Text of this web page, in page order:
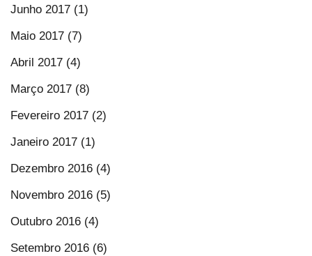
Junho 2017 (1)
Maio 2017 (7)
Abril 2017 (4)
Março 2017 (8)
Fevereiro 2017 (2)
Janeiro 2017 (1)
Dezembro 2016 (4)
Novembro 2016 (5)
Outubro 2016 (4)
Setembro 2016 (6)